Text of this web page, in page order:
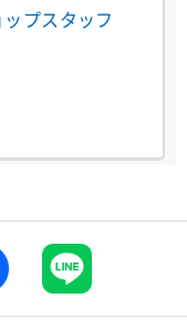
プスタッフ